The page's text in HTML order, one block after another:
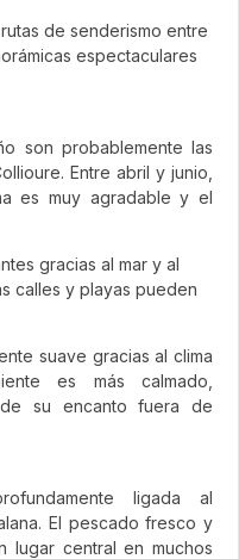
de senderismo entre
espectaculares
son probablemente las
Entre abril y junio,
es muy agradable y el
gracias al mar y al
calles y playas pueden
suave gracias al clima
es más calmado,
su encanto fuera de
ligada al
El pescado fresco y
lugar central en muchos